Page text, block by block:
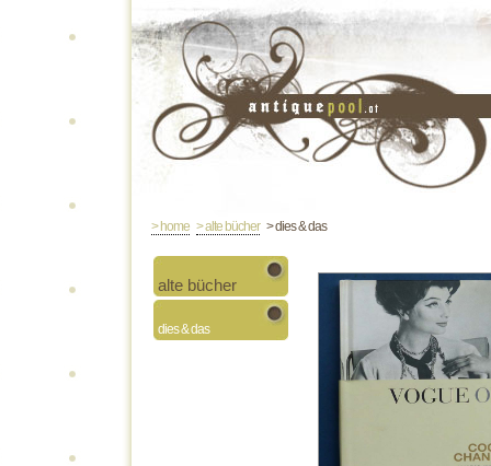
> home > alte bücher> dies & das
alte bücher
dies & das